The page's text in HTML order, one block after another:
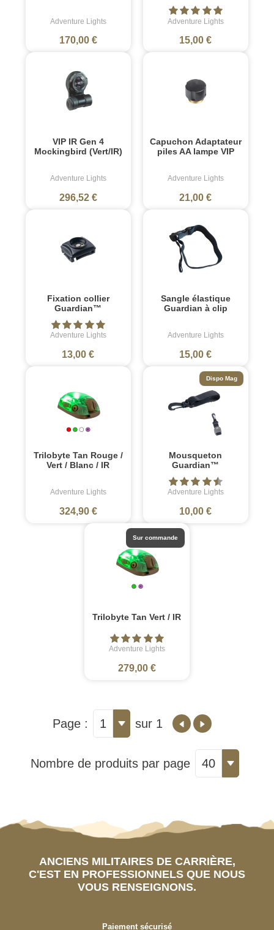
Adventure Lights
170,00 €
Adventure Lights
15,00 €
VIP IR Gen 4
Mockingbird (Vert/IR)
Adventure Lights
296,52 €
Capuchon Adaptateur
piles AA lampe VIP
Adventure Lights
21,00 €
Fixation collier
Guardian™
Adventure Lights
13,00 €
Sangle élastique
Guardian à clip
Adventure Lights
15,00 €
Trilobyte Tan Rouge /
Vert / Blanc / IR
Adventure Lights
324,90 €
Mousqueton
Guardian™
Adventure Lights
10,00 €
Dispo Mag
Trilobyte Tan Vert / IR
Adventure Lights
279,00 €
Sur commande
Page : 1 sur 1
Nombre de produits par page 40
ANCIENS MILITAIRES DE CARRIÈRE,
C'EST EN PROFESSIONNELS QUE NOUS
VOUS RENSEIGNONS.
Paiement sécurisé